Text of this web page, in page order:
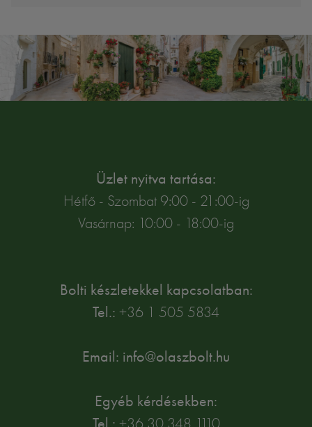
Üzlet nyitva tartása:
Hétfő - Szombat 9:00 - 21:00-ig
Vasárnap: 10:00 - 18:00-ig
Bolti készletekkel kapcsolatban:
Tel.: +36 1 505 5834
Email: info@olaszbolt.hu
Egyéb kérdésekben:
Tel.: +36 30 348 1110